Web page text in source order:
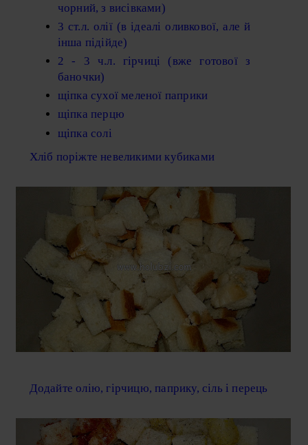
чорний, з висівками)
3 ст.л. олії (в ідеалі оливкової, але й
інша підійде)
2 - 3 ч.л. гірчиці (вже готової з
баночки)
щіпка сухої меленої паприки
щіпка перцю
щіпка солі
Хліб поріжте невеликими кубиками
Додайте олію, гірчицю, паприку, сіль і перець